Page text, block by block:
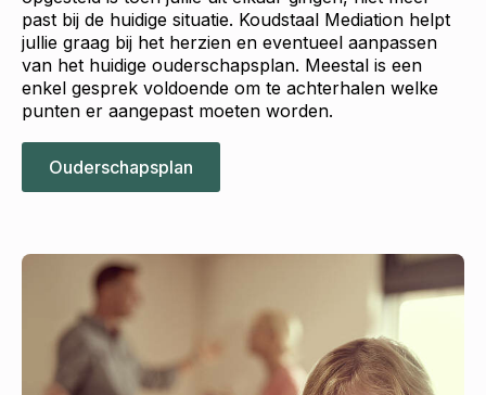
past bij de huidige situatie. Koudstaal Mediation helpt
jullie graag bij het herzien en eventueel aanpassen
van het huidige ouderschapsplan. Meestal is een
enkel gesprek voldoende om te achterhalen welke
punten er aangepast moeten worden.
Ouderschapsplan